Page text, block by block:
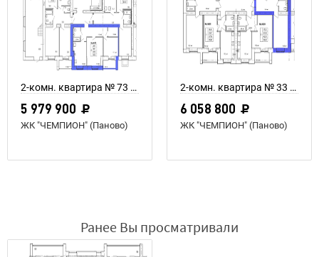
2-комн. квартира № 73 пл. 64,3 м²
5 979 900
ЖК "ЧЕМПИОН" (Паново)
2-комн. квартира № 33 пл. 66 м²
6 058 800
ЖК "ЧЕМПИОН" (Паново)
Ранее Вы просматривали